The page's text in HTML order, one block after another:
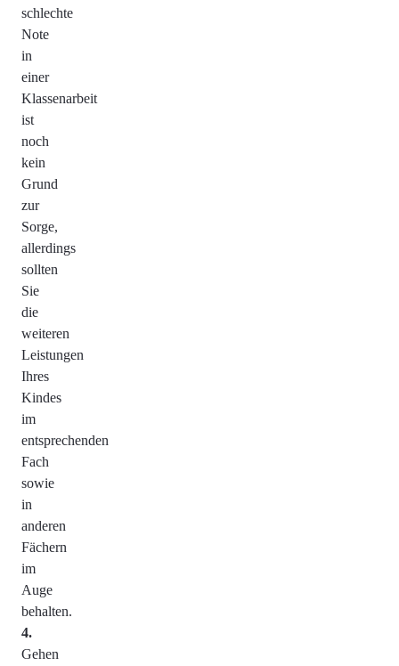
schlechte
Note
in
einer
Klassenarbeit
ist
noch
kein
Grund
zur
Sorge,
allerdings
sollten
Sie
die
weiteren
Leistungen
Ihres
Kindes
im
entsprechenden
Fach
sowie
in
anderen
Fächern
im
Auge
behalten.
Gehen